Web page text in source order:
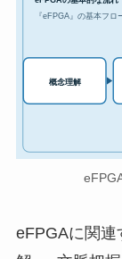
『eFPGA』の基本フロ
概念理解
eFPGAに関連